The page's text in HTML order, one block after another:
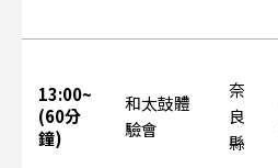
13:00~
(60分
鐘)
和太鼓體
驗會
奈
良
縣